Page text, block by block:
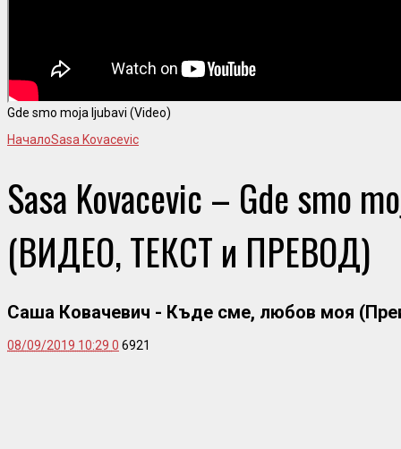
Gde smo moja ljubavi (Video)
НачалоSasa Kovacevic
Sasa Kovacevic – Gde smo
(ВИДЕО, ТЕКСТ и ПРЕВОД)
Саша Ковачевич - Къде сме, любов моя
08/09/2019 10:29 0 6921